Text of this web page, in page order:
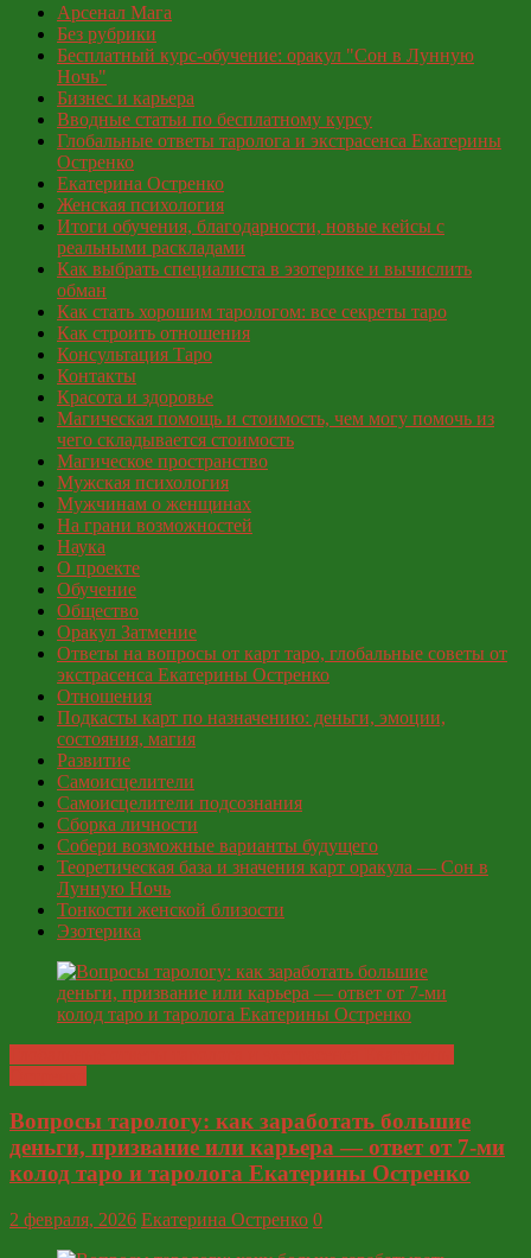
Арсенал Мага
Без рубрики
Бесплатный курс-обучение: оракул "Сон в Лунную
Ночь"
Бизнес и карьера
Вводные статьи по бесплатному курсу
Глобальные ответы таролога и экстрасенса Екатерины
Остренко
Екатерина Остренко
Женская психология
Итоги обучения, благодарности, новые кейсы с
реальными раскладами
Как выбрать специалиста в эзотерике и вычислить
обман
Как стать хорошим тарологом: все секреты таро
Как строить отношения
Консультация Таро
Контакты
Красота и здоровье
Магическая помощь и стоимость, чем могу помочь из
чего складывается стоимость
Магическое пространство
Мужская психология
Мужчинам о женщинах
На грани возможностей
Наука
О проекте
Обучение
Общество
Оракул Затмение
Ответы на вопросы от карт таро, глобальные советы от
экстрасенса Екатерины Остренко
Отношения
Подкасты карт по назначению: деньги, эмоции,
состояния, магия
Развитие
Самоисцелители
Самоисцелители подсознания
Сборка личности
Собери возможные варианты будущего
Теоретическая база и значения карт оракула — Сон в
Лунную Ночь
Тонкости женской близости
Эзотерика
Вопросы тарологу: как заработать большие
деньги, призвание или карьера — ответ от 7-ми
колод таро и таролога Екатерины Остренко
2 февраля, 2026 Екатерина Остренко 0